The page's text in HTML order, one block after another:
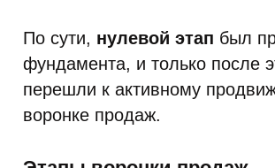
По сути, нулевой этап был
фундамента, и только после
перешли к активному
воронке продаж.